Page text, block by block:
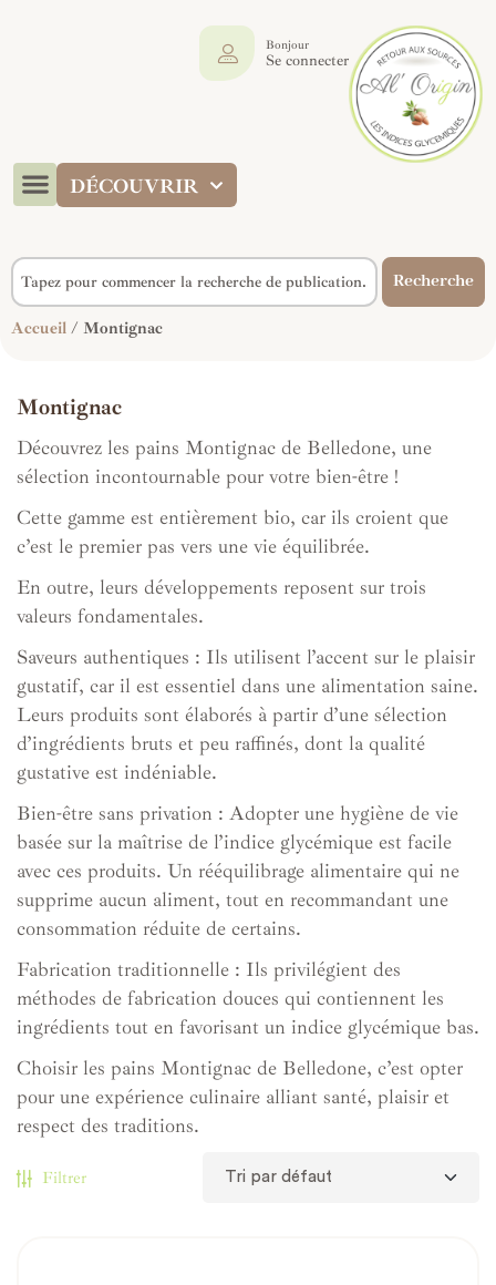
DÉCOUVRIR
Bonjour
Se connecter
Recherche
Accueil / Montignac
Montignac
Découvrez les pains Montignac de Belledone, une
sélection incontournable pour votre bien-être !
Cette gamme est entièrement bio, car ils croient que
c’est le premier pas vers une vie équilibrée.
En outre, leurs développements reposent sur trois
valeurs fondamentales.
Saveurs authentiques : Ils utilisent l’accent sur le plaisir
gustatif, car il est essentiel dans une alimentation saine.
Leurs produits sont élaborés à partir d’une sélection
d’ingrédients bruts et peu raffinés, dont la qualité
gustative est indéniable.
Bien-être sans privation : Adopter une hygiène de vie
basée sur la maîtrise de l’indice glycémique est facile
avec ces produits. Un rééquilibrage alimentaire qui ne
supprime aucun aliment, tout en recommandant une
consommation réduite de certains.
Fabrication traditionnelle : Ils privilégient des
méthodes de fabrication douces qui contiennent les
ingrédients tout en favorisant un indice glycémique bas.
Choisir les pains Montignac de Belledone, c’est opter
pour une expérience culinaire alliant santé, plaisir et
respect des traditions.
Filtrer